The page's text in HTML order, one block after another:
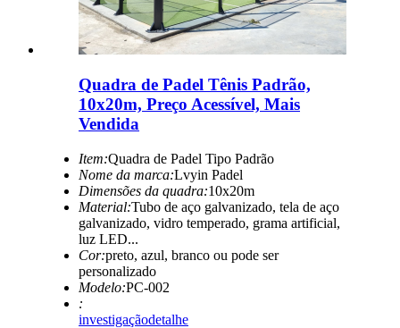
Quadra de Padel Tênis Padrão,
10x20m, Preço Acessível, Mais
Vendida
Item:Quadra de Padel Tipo Padrão
Nome da marca:Lvyin Padel
Dimensões da quadra:10x20m
Material:Tubo de aço galvanizado, tela de aço
galvanizado, vidro temperado, grama artificial,
luz LED...
Cor:preto, azul, branco ou pode ser
personalizado
Modelo:PC-002
:
investigaçãodetalhe